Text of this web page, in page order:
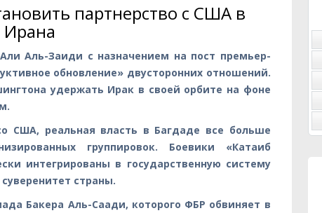
партнерство с США в
Ирана
Аль-Заиди с назначением на пост премьер-
обновление» двусторонних отношений.
удержать Ирак в своей орбите на фоне
США, реальная власть в Багдаде все больше
группировок. Боевики «Катаиб
интегрированы в государственную систему
страны.
Бакера Аль-Саади, которого ФБР обвиняет в